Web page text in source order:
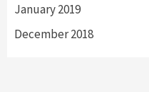
January 2019
December 2018